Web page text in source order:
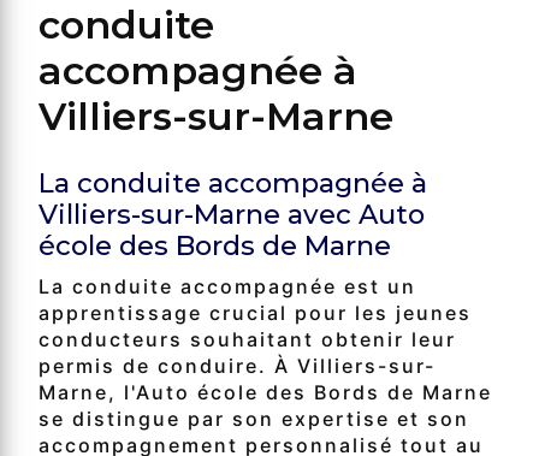
conduite
accompagnée à
Villiers-sur-Marne
La conduite accompagnée à
Villiers-sur-Marne avec Auto
école des Bords de Marne
La conduite accompagnée est un
apprentissage crucial pour les jeunes
conducteurs souhaitant obtenir leur
permis de conduire. À Villiers-sur-
Marne, l'Auto école des Bords de Marne
se distingue par son expertise et son
accompagnement personnalisé tout au